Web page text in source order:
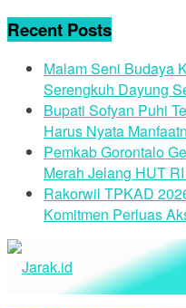
Recent Posts
Malam Seni Budaya
Serengkuh Dayung
Bupati Sofyan Puhi
Harus Nyata
Pemkab Gorontalo
Merah Jelang HUT
Rakorwil TPKAD
Komitmen Perluas